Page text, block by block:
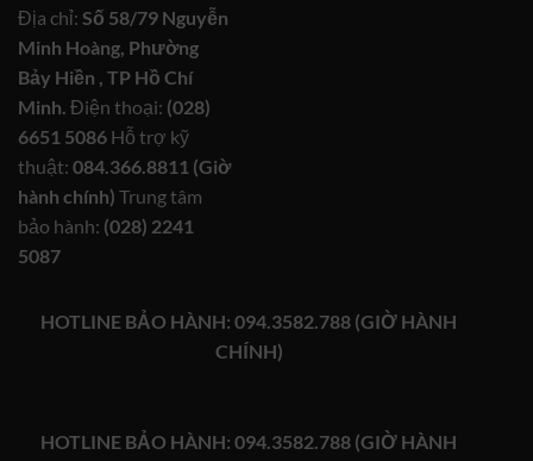
Địa chỉ: Số 58/79 Nguyễn
Minh Hoàng, Phường
Bảy Hiền , TP Hồ Chí
Minh. Điện thoại: (028)
6651 5086 Hỗ trợ kỹ
thuật: 084.366.8811 (Giờ
hành chính) Trung tâm
bảo hành: (028) 2241
5087
HOTLINE BẢO HÀNH: 094.3582.788 (GIỜ HÀNH
CHÍNH)
HOTLINE BẢO HÀNH: 094.3582.788 (GIỜ HÀNH